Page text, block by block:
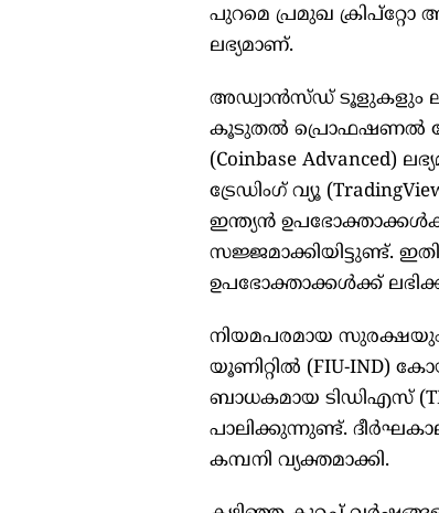
പുറമെ പ്രമുഖ ക്രിപ്‌റ്റോ
ലഭ്യമാണ്.
അഡ്വാൻസ്ഡ് ടൂളുകളും
കൂടുതൽ പ്രൊഫഷണൽ
(Coinbase
ട്രേഡിംഗ് വ്യൂ
ഇന്ത്യൻ
സജ്ജമാക്കിയിട്ടുണ്ട്.
ഉപഭോക്താക്കൾക്ക്
നിയമപരമായ
യൂണിറ്റിൽ (FIU-IND)
ബാധകമായ ടിഡിഎസ്
പാലിക്കുന്നുണ്ട്.
കമ്പനി വ്യക്തമാക്കി.